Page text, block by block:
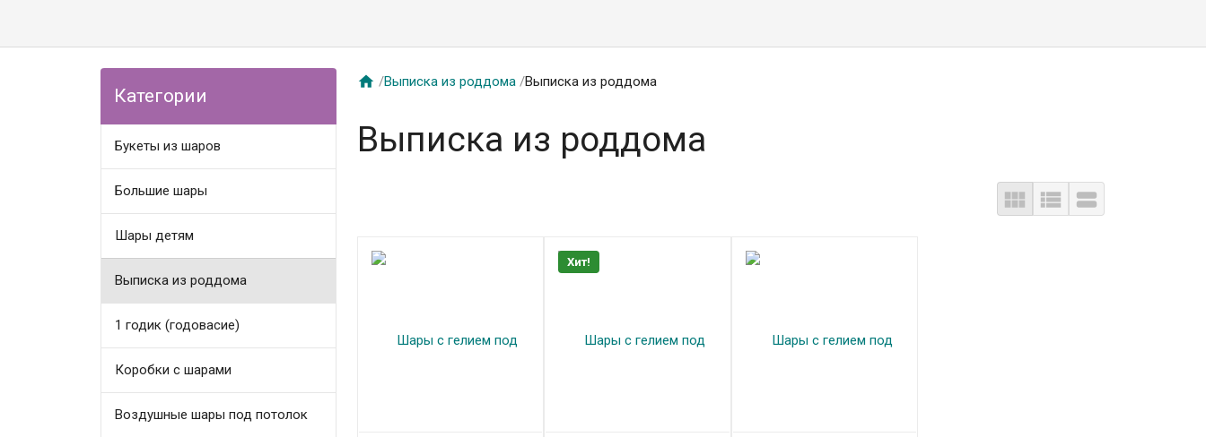
Категории
Букеты из шаров
Большие шары
Шары детям
Выписка из роддома
1 годик (годовасие)
Коробки с шарами
Воздушные шары под потолок
 /Выписка из роддома /Выписка из роддома
Выписка из роддома
  
Хит!